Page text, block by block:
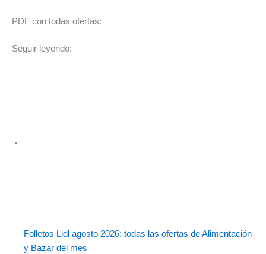
PDF con todas ofertas:
Seguir leyendo:
Folletos Lidl agosto 2026: todas las ofertas de Alimentación
y Bazar del mes